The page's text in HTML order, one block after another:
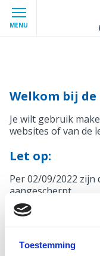
Toestemming
MENU
Welkom bij
Je wilt gebruik
websites of van de
Let op:
Per 02/09/2022 zijn
aangescherpt.
Mocht je
inloggen
een nieuw